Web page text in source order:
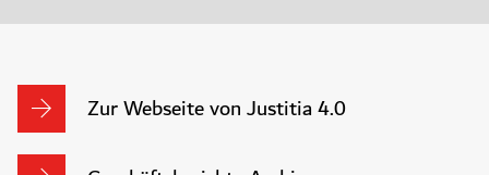
Zur Webseite von Justitia 4.0